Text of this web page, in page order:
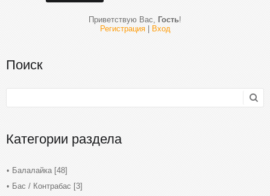
Приветствую Вас, Гость!
Регистрация| Вход
Поиск
Категории раздела
Балалайка [48]
Бас / Контрабас [3]